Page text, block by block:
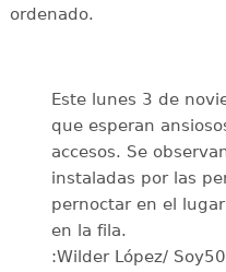
ordenado.
Este lunes 3 de
que esperan
accesos. Se
instaladas por las
pernoctar en el
en la fila.
:Wilder López/